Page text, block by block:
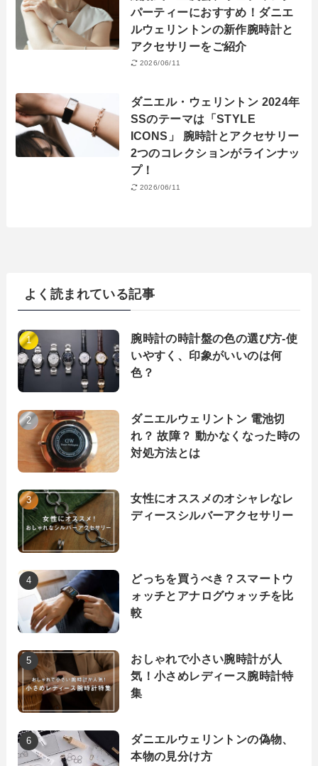
パーティーにおすすめ！ダニエ
ルウェリントンの新作腕時計と
アクセサリーをご紹介
2026/06/11
ダニエル・ウェリントン 2024年
SSのテーマは「STYLE
ICONS」 腕時計とアクセサリー
2つのコレクションがラインナッ
プ！
2026/06/11
よく読まれている記事
腕時計の時計盤の色の選び方-使
いやすく、印象がいいのは何
色？
ダニエルウェリントン 電池切
れ？ 故障？ 動かなくなった時の
対処方法とは
女性にオススメのオシャレなレ
ディースシルバーアクセサリー
どっちを買うべき？スマートウ
ォッチとアナログウォッチを比
較
おしゃれで小さい腕時計が人
気！小さめレディース腕時計特
集
ダニエルウェリントンの偽物、
本物の見分け方